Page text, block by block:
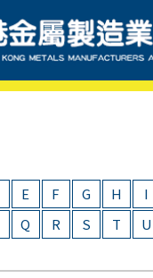
E F G H I
Q R S T U